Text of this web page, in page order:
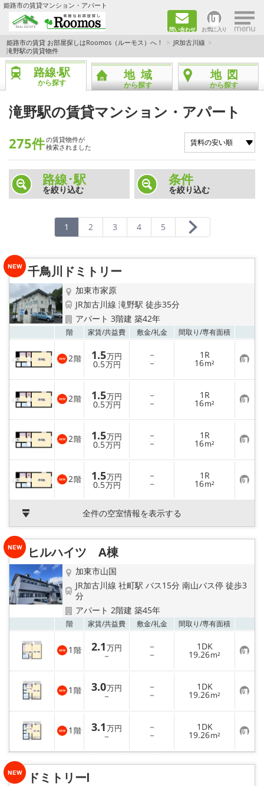
姫路市の賃貸マンション・アパート
問い合わせ お気に入り ×
TOPページ
ファミリー向けの部屋を探す
カップル向けの部屋を探す
敷金礼金0円の部屋を探す
ネット無料の部屋を探す
☆新築物件☆
☆インターネット無料物件☆
☆敷金·礼金0円物件☆
路線·駅から探す
地域から探す
地図から探す
スタッフ紹介
スタッフ募集中
店舗情報·アクセス
会社概要
メールでお問い合わせ
姫路市の賃貸 お部屋探しはRoomos（ルーモス）へ！
JR加古川線
滝野駅の賃貸物件
路線·駅
から探す
地域
から探す
地図
から探す
滝野駅の賃貸マンション・アパート
275件の賃貸物件が
検索されました
路線･駅
を絞り込む
条件
を絞り込む
1 2 3 4 5
千鳥川ドミトリー
加東市家原
JR加古川線 滝野駅 徒歩35分
アパート 3階建 築42年
階 家賃/共益費 敷金/礼金 間取り/専有面積
2階 1.5万円
0.5万円
－
－
1R
16m² お
気
に
入
り
登
録
2階 1.5万円
0.5万円
－
－
1R
16m² お
気
に
入
り
登
録
2階 1.5万円
0.5万円
－
－
1R
16m² お
気
に
入
り
登
録
2階 1.5万円
0.5万円
－
－
1R
16m² お
気
に
登
全件の空室情報を表示する
ヒルハイツ A棟
加東市山国
JR加古川線 社町駅 バス15分 南山バス停 徒歩3
分
アパート 2階建 築45年
階 家賃/共益費 敷金/礼金 間取り/専有面積
1 階 2.1万円
－
－
－
1DK
19.26m² お
気
に
入
り
登
録
1 階 3.0万円
－
－
－
1DK
19.26m² お
気
に
入
り
登
録
1 階 3.1万円
－
－
－
1DK
19.26m² お
気
に
り
ドミトリーⅠ